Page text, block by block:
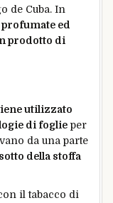
de Cuba. In
profumate ed
prodotto di
utilizzato
di foglie per
da una parte
della stoffa
il tabacco di